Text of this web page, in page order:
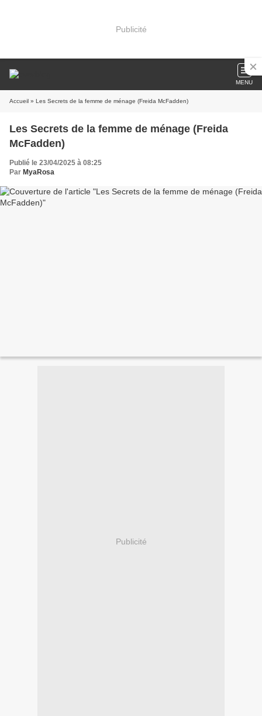
Publicité
MENU
Accueil » Les Secrets de la femme de ménage (Freida McFadden)
Les Secrets de la femme de ménage (Freida
McFadden)
Publié le 23/04/2025 à 08:25
Par MyaRosa
Publicité